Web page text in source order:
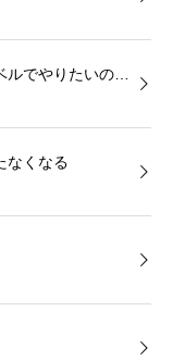
ルでやりたいの…
なくなる